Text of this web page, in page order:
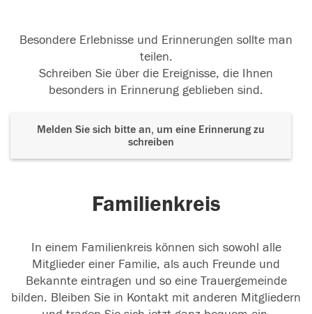
Besondere Erlebnisse und Erinnerungen sollte man
teilen.
Schreiben Sie über die Ereignisse, die Ihnen
besonders in Erinnerung geblieben sind.
Melden Sie sich bitte an, um eine Erinnerung zu
schreiben
Familienkreis
In einem Familienkreis können sich sowohl alle
Mitglieder einer Familie, als auch Freunde und
Bekannte eintragen und so eine Trauergemeinde
bilden. Bleiben Sie in Kontakt mit anderen Mitgliedern